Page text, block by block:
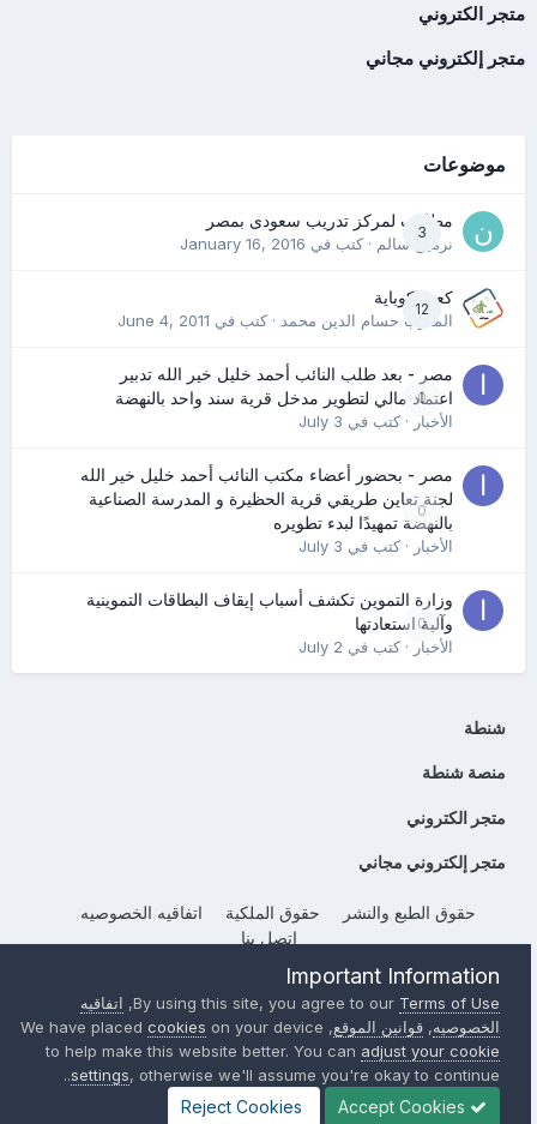
متجر الكتروني
متجر إلكتروني مجاني
موضوعات
3
مطلوب لمركز تدريب سعودى بمصر
نرمين سالم· كتب في January 16, 2016
12
كعب كوباية
المدرب حسام الدين محمد· كتب في June 4, 2011
0
مصر - بعد طلب النائب أحمد خليل خير الله تدبير
اعتماد مالي لتطوير مدخل قرية سند واحد بالنهضة
الأخبار· كتب في July 3
0
مصر - بحضور أعضاء مكتب النائب أحمد خليل خير الله
لجنة تعاين طريقي قرية الحظيرة و المدرسة الصناعية
بالنهضة تمهيدًا لبدء تطويره
الأخبار· كتب في July 3
0
وزارة التموين تكشف أسباب إيقاف البطاقات التموينية
وآلية استعادتها
الأخبار· كتب في July 2
شنطة
منصة شنطة
متجر الكتروني
متجر إلكتروني مجاني
حقوق الطبع والنشر حقوق الملكية
اتفاقيه الخصوصيه
إتصل بنا
Powered by Invision CommunityImportant Information
By using this site, you agree to ourTerms of Use
, اتفاقيه
الخصوصيه, قوانين الموقع, We have placed
cookies on your device
to help make this website better. You canadjust your cookie
settings , otherwise we'll assume you're okay to continue..
Accept Cookies